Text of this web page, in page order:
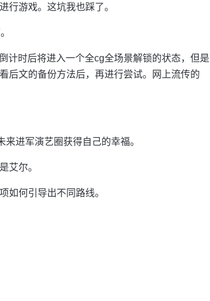
行游戏。这坑我也踩了。
计时后将进入一个全cg全场景解锁的状态，但是
后文的备份方法后，再进行尝试。网上流传的
进军演艺圈获得自己的幸福。
艾尔。
如何引导出不同路线。